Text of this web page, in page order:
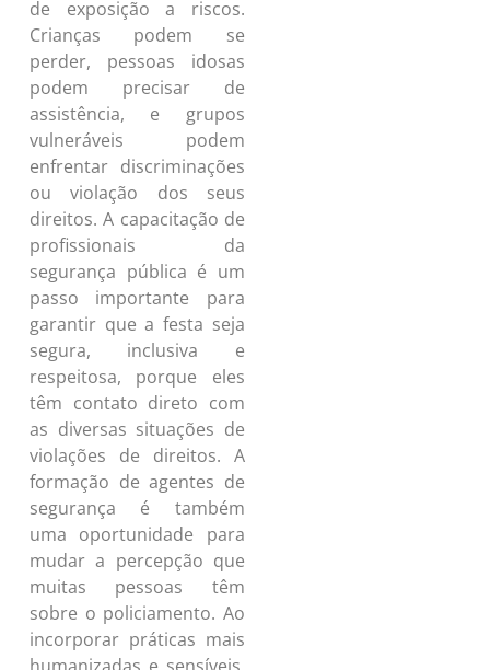
de exposição a riscos.
Crianças podem se
perder, pessoas idosas
podem precisar de
assistência, e grupos
vulneráveis podem
enfrentar discriminações
ou violação dos seus
direitos. A capacitação de
profissionais da
segurança pública é um
passo importante para
garantir que a festa seja
segura, inclusiva e
respeitosa, porque eles
têm contato direto com
as diversas situações de
violações de direitos. A
formação de agentes de
segurança é também
uma oportunidade para
mudar a percepção que
muitas pessoas têm
sobre o policiamento. Ao
incorporar práticas mais